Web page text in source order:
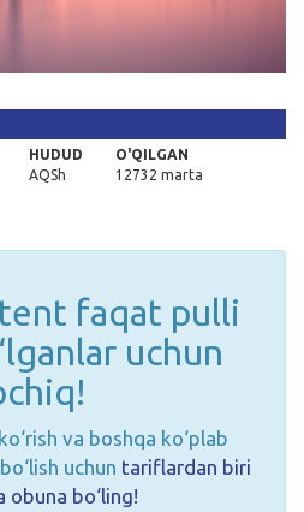
HUDUD
AQSh
O'QILGAN
12732 marta
faqat pulli
uchun
va boshqa ko‘plab
uchun tariflardan biri
obuna bo‘ling!